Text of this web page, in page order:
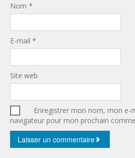
Nom *
E-mail *
Site web
Enregistrer mon nom, mon e-
navigateur pour mon prochain